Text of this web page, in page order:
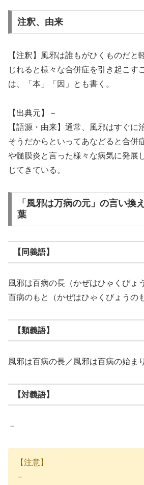
注釈、由来
【注釈】風邪は誰もがひくものだと
じれると様々な合併症を引き起こす
は、「本」「因」とも書く。
【出典元】－
【語源・由来】通常、風邪はすぐに
そうだからといってあなどると合併
や髄膜炎と言った様々な病気に発展
じてきている。
「風邪は万病の元」の言い換
葉
【同義語】
風邪は百病の長（かぜはひゃくびょ
百病のもと（かぜはひゃくびょうの
【類義語】
風邪は百病の長／風邪は百病の始まり
【対義語】
－
【注意】
－